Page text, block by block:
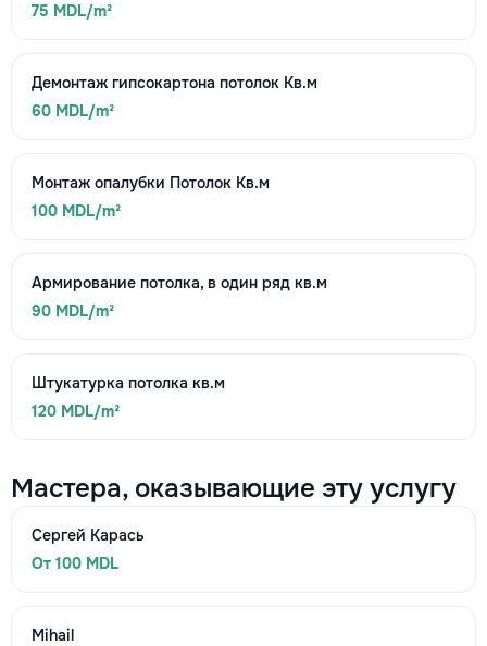
75 MDL/m²
Демонтаж гипсокартона потолок Кв.м
60 MDL/m²
Монтаж опалубки Потолок Кв.м
100 MDL/m²
Армирование потолка, в один ряд кв.м
90 MDL/m²
Штукатурка потолка кв.м
120 MDL/m²
Мастера, оказывающие эту услугу
Сергей Карась
От 100 MDL
Mihail